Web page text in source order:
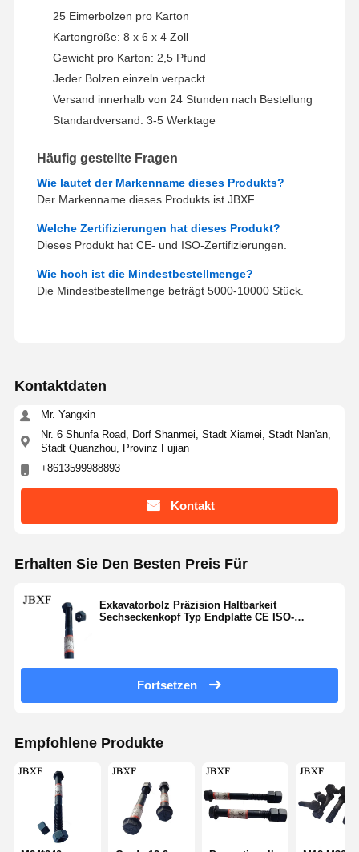
25 Eimerbolzen pro Karton
Kartongröße: 8 x 6 x 4 Zoll
Gewicht pro Karton: 2,5 Pfund
Jeder Bolzen einzeln verpackt
Versand innerhalb von 24 Stunden nach Bestellung
Standardversand: 3-5 Werktage
Häufig gestellte Fragen
Wie lautet der Markenname dieses Produkts?
Der Markenname dieses Produkts ist JBXF.
Welche Zertifizierungen hat dieses Produkt?
Dieses Produkt hat CE- und ISO-Zertifizierungen.
Wie hoch ist die Mindestbestellmenge?
Die Mindestbestellmenge beträgt 5000-10000 Stück.
Kontaktdaten
Mr. Yangxin
Nr. 6 Shunfa Road, Dorf Shanmei, Stadt Xiamei, Stadt Nan'an,
Stadt Quanzhou, Provinz Fujian
+8613599988893
Kontakt
Erhalten Sie Den Besten Preis Für
Exkavatorbolz Präzision Haltbarkeit
Sechseckenkopf Typ Endplatte CE ISO-
Fortsetzen
Empfohlene Produkte